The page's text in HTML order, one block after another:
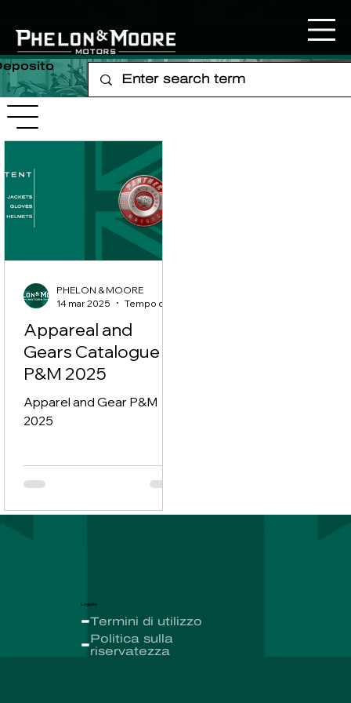
Appareal and
Gears Catalogue
P&M 2025
Apparel and Gear P&M
2025
PHELON & MOORE
14 mar 2025
Legale
Termini di utilizzo
Politica sulla
riservatezza